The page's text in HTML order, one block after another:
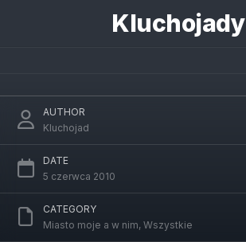
Kluchojady
AUTHOR
Kluchojad
DATE
5 czerwca 2010
CATEGORY
Miasto moje a w nim, Wszystkie